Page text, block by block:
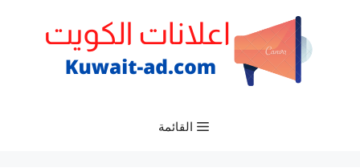
القائمة